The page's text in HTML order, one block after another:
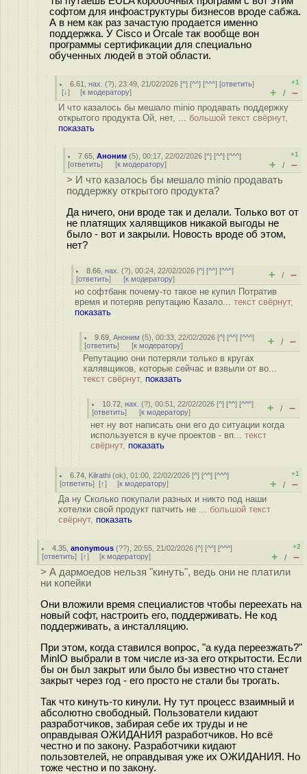
софтом для инфоаструктуры бизнесов вроде сабжа.
А в нем как раз зачастую продается именно
поддержка. У Cisco и Orcale так вообще вон
программы сертификации для специально
обученных людей в этой области.
6.61 ,нах. (?), 23:49, 21/02/2026 [^] [^^] [^^^] [ответить]
[↓] [к модератору]
+1
+ / –
И что казалось бы мешало minio продавать поддержку
открытого продукта Ой, нет, ... большой текст свёрнут,
показать
7.65 ,Аноним (5), 00:17, 22/02/2026 [^] [^^] [^^^]
[ответить] [к модератору]
+1
+ / –
> И что казалось бы мешало minio продавать
поддержку открытого продукта?
Да ничего, они вроде так и делали. Только вот от
не платящих халявщиков никакой выгоды не
было - вот и закрыли. Новость вроде об этом,
нет?
8.66 ,нах. (?), 00:24, 22/02/2026 [^] [^^] [^^^]
[ответить] [к модератору] + / –
но софтбанк почему-то такое не купил Потратив
время и потеряв репутацию Казало... текст свёрнут,
показать
9.69 ,Аноним (5), 00:33, 22/02/2026 [^] [^^] [^^^]
[ответить] [к модератору] + / –
Репутацию они потеряли только в кругах
халявщиков, которые сейчас и взвыли от во...
текст свёрнут, показать
10.72 ,нах. (?), 00:51, 22/02/2026 [^] [^^] [^^^]
[ответить] [к модератору] + / –
нет ну вот написать они его до ситуации когда
используется в куче проектов - вп... текст
свёрнут, показать
6.74 Kilrathi (ok), 01:00, 22/02/2026 [^] [^^] [^^^]
[ответить] [↑] [к модератору]
+1
+ / –
Да ну Сколько покупали разных и никто под наши
хотелки свой продукт патчить не ... большой текст
свёрнут, показать
4.35 ,anonymous (??), 20:55, 21/02/2026 [^] [^^] [^^^]
[ответить] [↑] [к модератору]
+2
+ / –
> А дармоедов нельзя "кинуть", ведь они не платили
ни копейки
Они вложили время специалистов чтобы переехать на
новый софт, настроить его, поддерживать. Не код
поддерживать, а инсталляцию.
При этом, когда ставился вопрос, "а куда переезжать?"
MinIO выбрали в том числе из-за его открытости. Если
бы он был закрыт или было бы известно что станет
закрыт через год - его просто не стали бы трогать.
Так что кинуть-то кинули. Ну тут процесс взаимный и
абсолютно свободный. Пользователи кидают
разработчиков, забирая себе их труды и не
оправдывая ОЖИДАНИЯ разработчиков. Но всё
честно и по закону. Разработчики кидают
пользовтелей, не оправдывая уже их ОЖИДАНИЯ. Но
тоже честно и по закону.